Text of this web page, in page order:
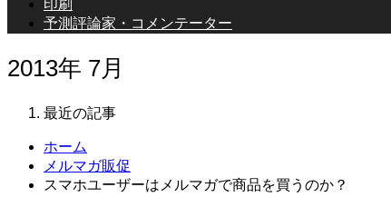
印刷
予測評論家・コメンテーター
2013年 7月
最近の記事
ホーム
メルマガ販促
スマホユーザーはメルマガで商品を買うのか？